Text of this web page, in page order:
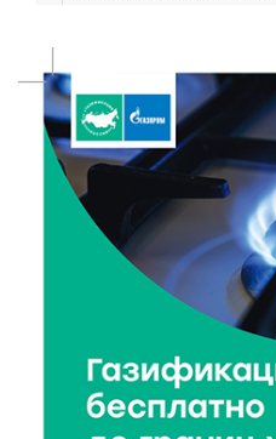
День рождения
прошел необычный урок
6 Авг 2026 16:41 442
В Твери пройдёт
колледжи
268
Исследование:
кешбэка создает волны